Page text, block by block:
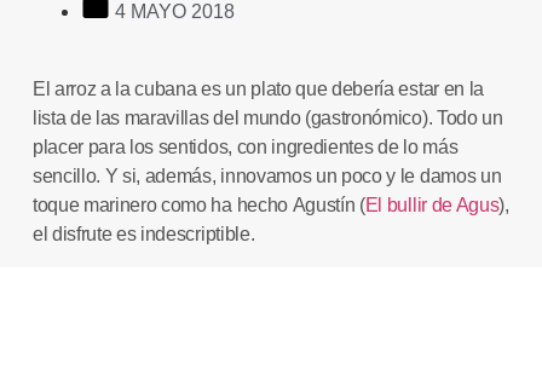
4 MAYO 2018
El arroz a la cubana es un plato que debería estar en la
lista de las maravillas del mundo (gastronómico). Todo un
placer para los sentidos, con ingredientes de lo más
sencillo. Y si, además, innovamos un poco y le damos un
toque marinero como ha hecho Agustín (El bullir de Agus),
el disfrute es indescriptible.